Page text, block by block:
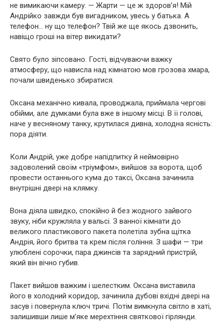
не вимикаючи камеру. — Жарти — це ж здоров’я! Мій
Андрійко завжди був вигадником, увесь у батька. А
телефон… ну що телефон? Твій же ще якось дзвонить,
навіщо гроші на вітер викидати?
Свято було зіпсовано. Гості, відчуваючи важку
атмосферу, що нависла над кімнатою мов грозова хмара,
почали швиденько збиратися.
Оксана механічно кивала, проводжала, приймала чергові
обійми, але думками була вже в іншому місці. В її голові,
наче у весняному танку, крутилася дивна, холодна ясність:
пора діяти.
Коли Андрій, уже добре напідпитку й неймовірно
задоволений своїм «тріумфом», вийшов за ворота, щоб
провести останнього кума до таксі, Оксана зачинила
внутрішні двері на клямку.
Вона діяла швидко, спокійно й без жодного зайвого
звуку, ніби кружляла у вальсі. З ванної кімнати до
великого пластикового пакета полетіла зубна щітка
Андрія, його бритва та крем після гоління. З шафи — три
улюблені сорочки, пара джинсів та зарядний пристрій,
який він вічно губив.
Пакет вийшов важким і шелестким. Оксана виставила
його в холодний коридор, зачинила дубові вхідні двері на
засув і повернула ключ тричі. Потім вимкнула світло в хаті,
залишивши лише м’яке мерехтіння святкової гірлянди.